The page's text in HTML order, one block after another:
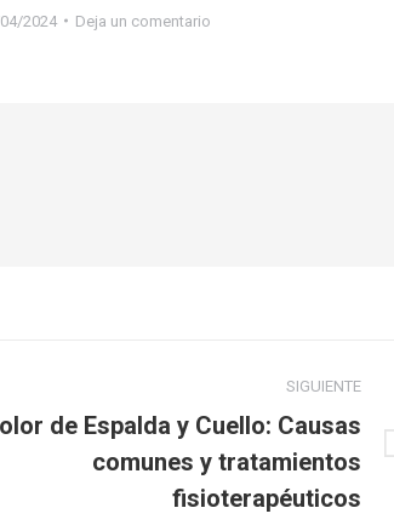
2024 Deja un comentario
SIGUIENTE
de Espalda y Cuello: Causas
comunes y tratamientos
fisioterapéuticos